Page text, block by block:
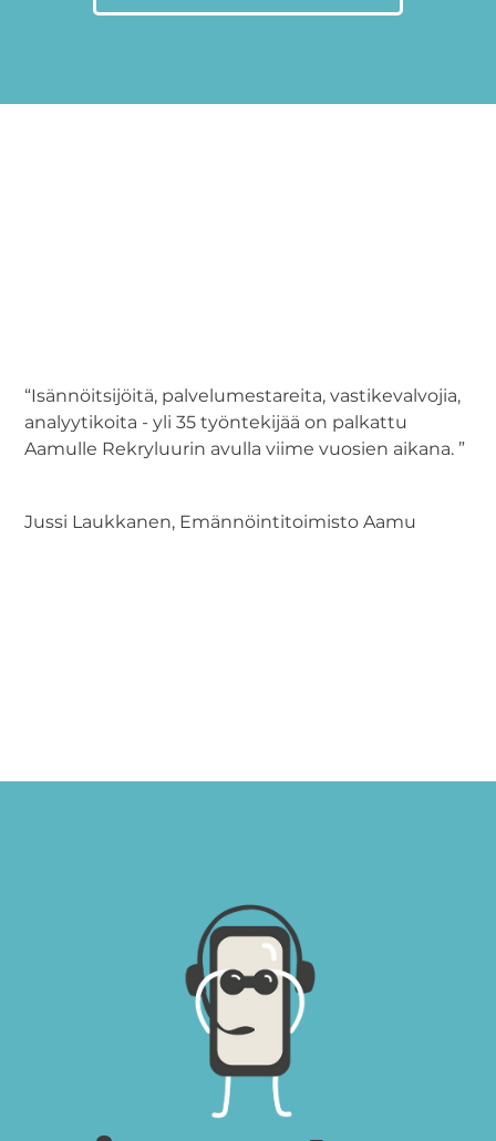
“Isännöitsijöitä, palvelumestareita, vastikevalvojia,
analyytikoita - yli 35 työntekijää on palkattu
Aamulle Rekryluurin avulla viime vuosien aikana. ”
Jussi Laukkanen, Emännöintitoimisto Aamu